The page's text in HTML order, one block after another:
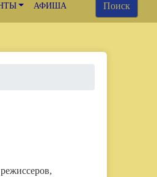
АФИША Поиск